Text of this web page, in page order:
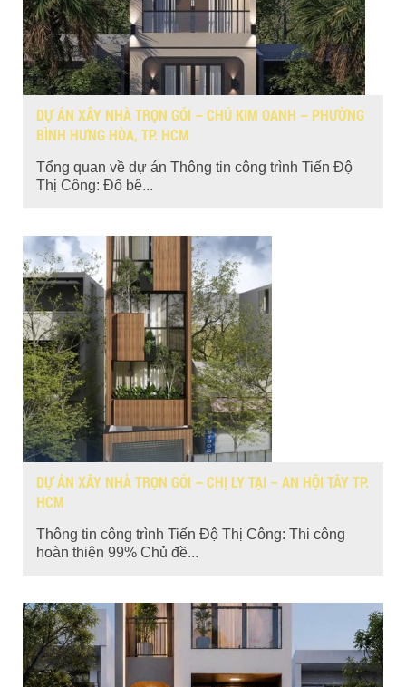
DỰ ÁN XÂY NHÀ TRỌN GÓI – CHÚ KIM OANH – PHƯỜNG
BÌNH HƯNG HÒA, TP. HCM
Tổng quan về dự án Thông tin công trình Tiến Độ
Thị Công: Đổ bê...
DỰ ÁN XÂY NHÀ TRỌN GÓI – CHỊ LY TẠI – AN HỘI TÂY TP.
HCM
Thông tin công trình Tiến Độ Thị Công: Thi công
hoàn thiện 99% Chủ đề...